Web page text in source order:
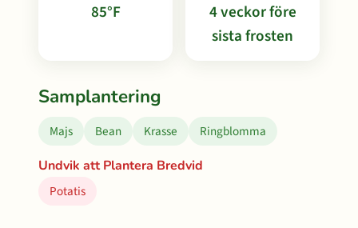
85°F
4 veckor före
sista frosten
Samplantering
Majs Bean Krasse
Ringblomma
Undvik att Plantera Bredvid
Potatis